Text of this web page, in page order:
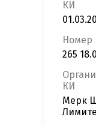
КИ
Номер
265
КИ
Мерк